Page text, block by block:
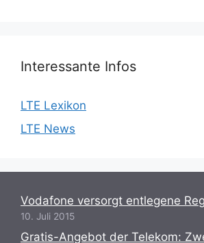
Interessante Infos
LTE Lexikon
LTE News
Vodafone versorgt entlegene
10. Juli 2015
Gratis-Angebot der Telekom: